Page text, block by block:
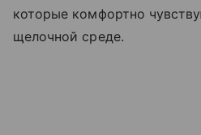
которые комфортно
щелочной среде.